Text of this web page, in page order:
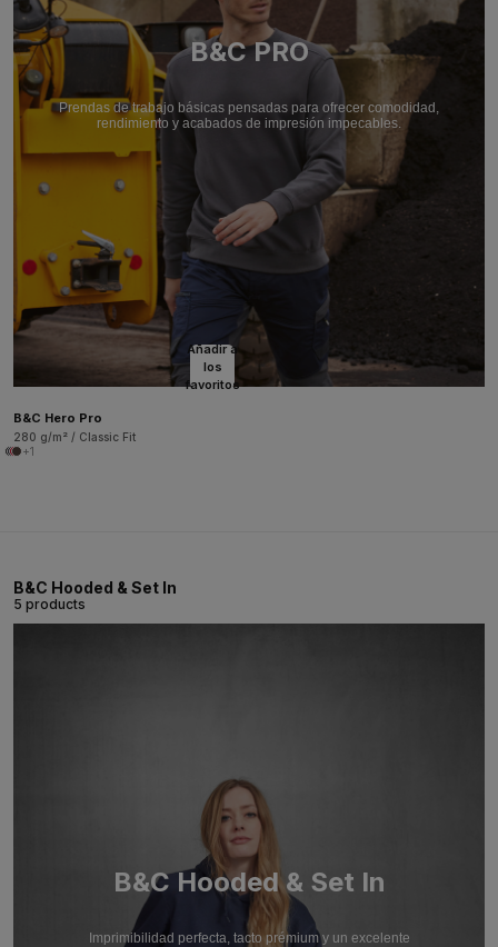
B&C PRO
Prendas de trabajo básicas pensadas para ofrecer comodidad,
rendimiento y acabados de impresión impecables.
Añadir a
los
favoritos
B&C Hero Pro
280 g/m² / Classic Fit
+1
B&C Hooded & Set In
5 products
B&C Hooded & Set In
Imprimibilidad perfecta, tacto prémium y un excelente